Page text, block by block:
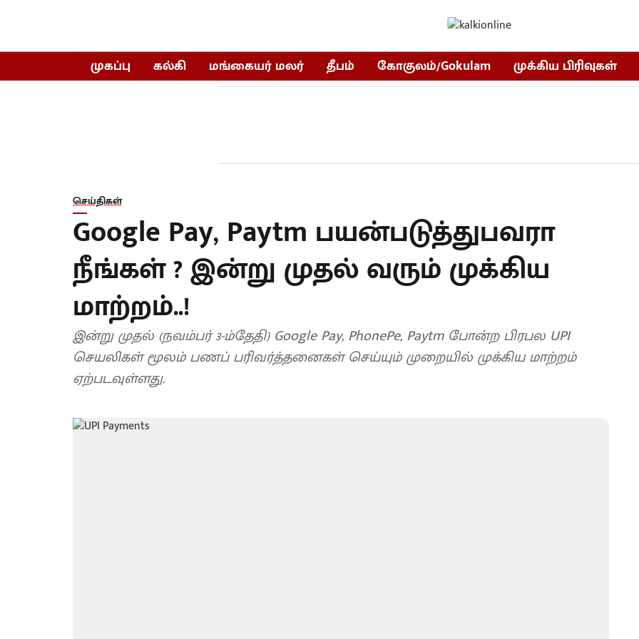
முகப்பு கல்கி மங்கையர் மலர் தீபம் கோகுலம்/Gokulam முக்கிய பிரிவுகள்
செய்திகள்
Google Pay, Paytm பயன்படுத்துபவரா
நீங்கள் ? இன்று முதல் வரும் முக்கிய
மாற்றம்..!
இன்று முதல் (நவம்பர் 3-ம்தேதி) Google Pay, PhonePe, Paytm போன்ற பிரபல UPI
செயலிகள் மூலம் பணப் பரிவர்த்தனைகள் செய்யும் முறையில் முக்கிய மாற்றம்
ஏற்படவுள்ளது.